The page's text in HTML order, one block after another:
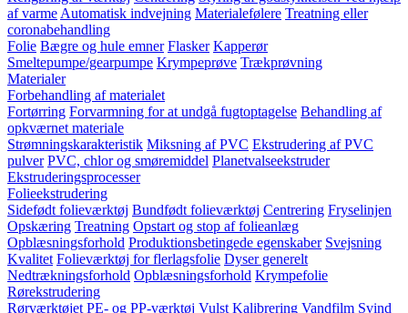
af varme Automatisk indvejning Materialefølere Treatning eller
coronabehandling
Folie Bægre og hule emner Flasker Kapperør
Smeltepumpe/gearpumpe Krympeprøve Trækprøvning
Materialer
Forbehandling af materialet
Fortørring Forvarmning for at undgå fugtoptagelse Behandling af
opkværnet materiale
Strømningskarakteristik Miksning af PVC Ekstrudering af PVC
pulver PVC, chlor og smøremiddel Planetvalseekstruder
Ekstruderingsprocesser
Folieekstrudering
Sidefødt folieværktøj Bundfødt folieværktøj Centrering Fryselinjen
Opskæring Treatning Opstart og stop af folieanlæg
Opblæsningsforhold Produktionsbetingede egenskaber Svejsning
Kvalitet Folieværktøj for flerlagsfolie Dyser generelt
Nedtrækningsforhold Opblæsningsforhold Krympefolie
Rørekstrudering
Rørværktøjet PE- og PP-værktøj Vulst Kalibrering Vandfilm Svind